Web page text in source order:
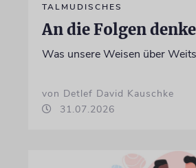
TALMUDISCHES
An die Folgen
Was unsere Weisen über
von Detlef David Kauschke
31.07.2026